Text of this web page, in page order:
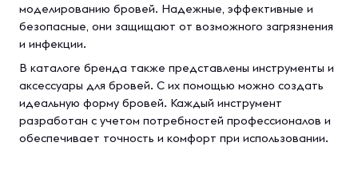
моделированию бровей. Надежные, эффективные и
безопасные, они защищают от возможного загрязнения
и инфекции.
В каталоге бренда также представлены инструменты и
аксессуары для бровей. С их помощью можно создать
идеальную форму бровей. Каждый инструмент
разработан с учетом потребностей профессионалов и
обеспечивает точность и комфорт при использовании.